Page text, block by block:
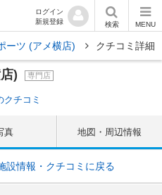
ログイン
新規登録
検索 MENU
ーツ (アメ横店) クチコミ詳細
) 専門店
クチコミ
真 地図・周辺情報
設情報・クチコミに戻る